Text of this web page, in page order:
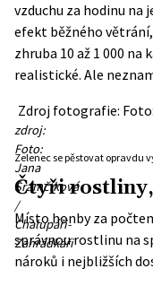
vzduchu za hodinu na
efekt běžného
zhruba 10 až 1 000
realistické. Ale
zdroj:
Foto:
Jana
Šrámčíková
/
Chalupáři-
Zahrádkáři
Zdroj fotografie:
Zelenec se pěstovat opravdu
Čtyři
Místo honby za
správnou rostlinu na
nároků i nejbližších